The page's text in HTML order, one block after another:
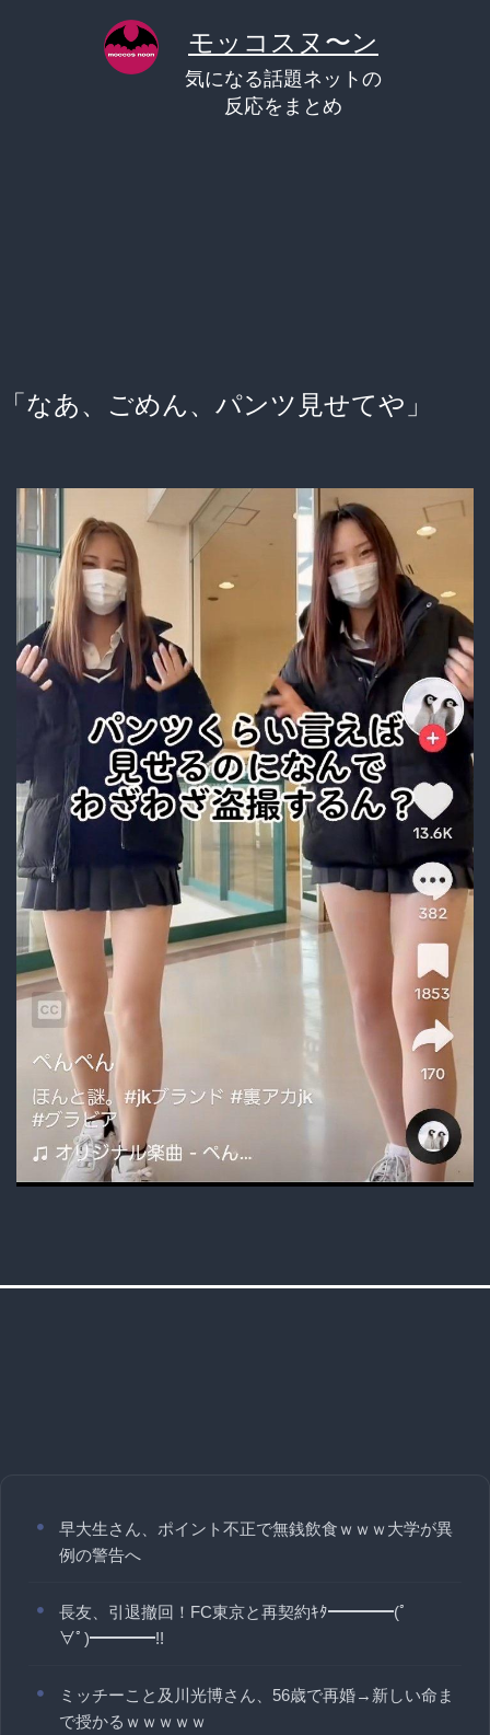
モッコスヌ〜ン
気になる話題ネットの
反応をまとめ
「なあ、ごめん、パンツ見せてや」
早大生さん、ポイント不正で無銭飲食ｗｗｗ大学が異
例の警告へ
長友、引退撤回！FC東京と再契約ｷﾀ━━━━(ﾟ
∀ﾟ)━━━━!!
ミッチーこと及川光博さん、56歳で再婚→新しい命ま
で授かるｗｗｗｗｗ